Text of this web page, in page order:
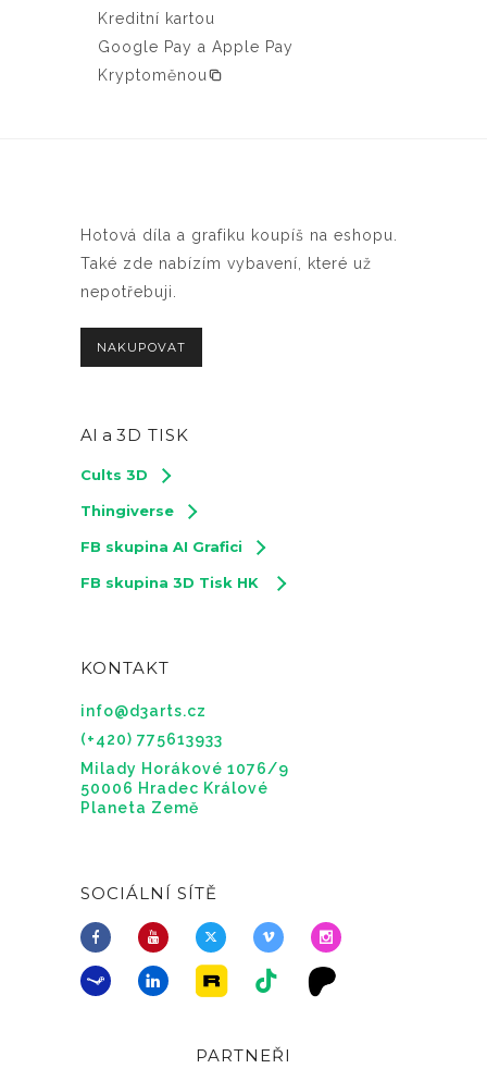
Kreditní kartou
Google Pay a Apple Pay
Kryptoměnou
Hotová díla a grafiku koupíš na eshopu.
Také zde nabízím vybavení, které už
nepotřebuji.
NAKUPOVAT
AI a 3D TISK
Cults 3D
Thingiverse
FB skupina AI Grafici
FB skupina 3D Tisk HK
KONTAKT
info@d3arts.cz
(+420) 775613933
Milady Horákové 1076/9
50006 Hradec Králové
Planeta Země
SOCIÁLNÍ SÍTĚ
PARTNEŘI